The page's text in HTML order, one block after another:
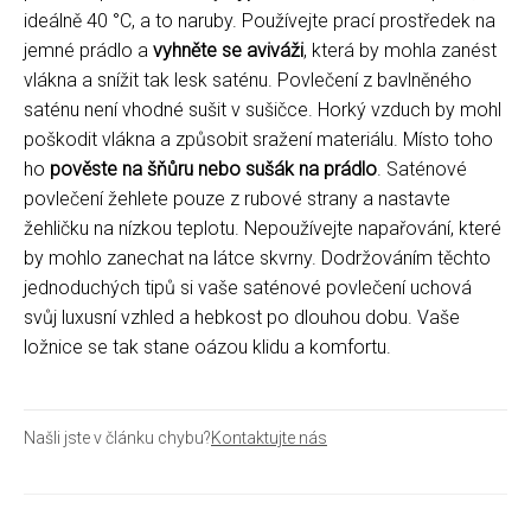
ideálně 40 °C, a to naruby. Používejte prací prostředek na
jemné prádlo a vyhněte se aviváži, která by mohla zanést
vlákna a snížit tak lesk saténu. Povlečení z bavlněného
saténu není vhodné sušit v sušičce. Horký vzduch by mohl
poškodit vlákna a způsobit sražení materiálu. Místo toho
ho pověste na šňůru nebo sušák na prádlo . Saténové
povlečení žehlete pouze z rubové strany a nastavte
žehličku na nízkou teplotu. Nepoužívejte napařování, které
by mohlo zanechat na látce skvrny. Dodržováním těchto
jednoduchých tipů si vaše saténové povlečení uchová
svůj luxusní vzhled a hebkost po dlouhou dobu. Vaše
ložnice se tak stane oázou klidu a komfortu.
Našli jste v článku chybu?Kontaktujte nás